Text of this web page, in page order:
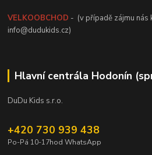
VELKOOBCHOD - (v případě zájmu nás
info@dudukids.cz)
Hlavní centrála Hodonín
DuDu Kids s.r.o.
+420 730 939 438
Po-Pá 10-17hod WhatsApp